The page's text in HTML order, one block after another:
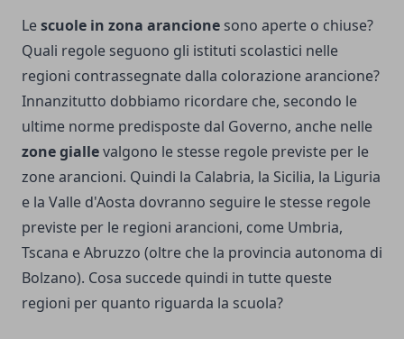
Lescuole in zona arancione sono aperte o chiuse?
Quali regole seguono gli istituti scolastici nelle
regioni contrassegnate dalla colorazione arancione?
Innanzitutto dobbiamo ricordare che, secondo le
ultime norme predisposte dal Governo, anche nelle
zone giallevalgono le stesse regole previste per le
zone arancioni. Quindi la Calabria, la Sicilia, la Liguria
e la Valle d'Aosta dovranno seguire le stesse regole
previste per le regioni arancioni, come Umbria,
Tscana e Abruzzo (oltre che la provincia autonoma di
Bolzano). Cosa succede quindi in tutte queste
regioni per quanto riguarda la scuola?